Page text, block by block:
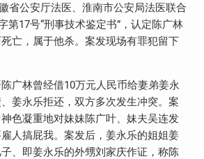
省公安厅法医、淮南市公安局法医联合
第17号“刑事技术鉴定书”，认定陈广林
亡，属于他杀。案发现场有罪犯留下
广林曾经借10万元人民币给妻弟姜永
姜永乐拒还，双方多次发生冲突。案
色凝重地对妹妹陈广叶、妹夫吴连发
人搞屁我。案发后，姜永乐的姐姐姜
、即姜永乐的外甥刘家庆作证，称陈